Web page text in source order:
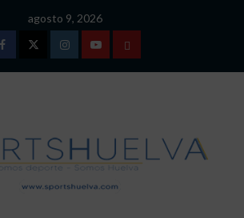
agosto 9, 2026
FacebookTwitterInstagramYoutubeTÉRMINOS
DE
USO